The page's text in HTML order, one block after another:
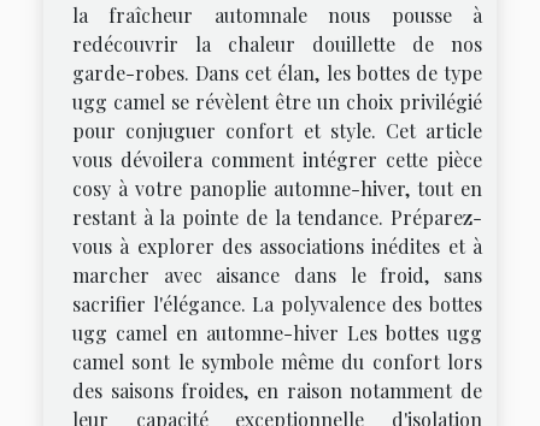
la fraîcheur automnale nous pousse à
redécouvrir la chaleur douillette de nos
garde-robes. Dans cet élan, les bottes de type
ugg camel se révèlent être un choix privilégié
pour conjuguer confort et style. Cet article
vous dévoilera comment intégrer cette pièce
cosy à votre panoplie automne-hiver, tout en
restant à la pointe de la tendance. Préparez-
vous à explorer des associations inédites et à
marcher avec aisance dans le froid, sans
sacrifier l'élégance. La polyvalence des bottes
ugg camel en automne-hiver Les bottes ugg
camel sont le symbole même du confort lors
des saisons froides, en raison notamment de
leur capacité exceptionnelle d'isolation